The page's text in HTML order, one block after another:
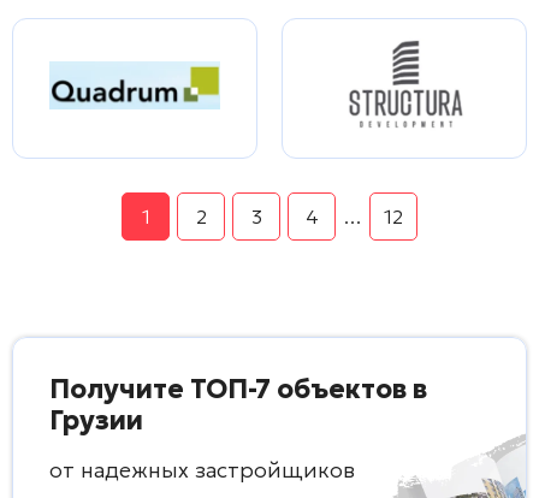
1 2 3 4 … 12
Получите ТОП-7 объектов в
Грузии
от надежных застройщиков